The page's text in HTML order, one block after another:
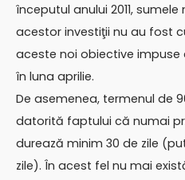
începutul anului 2011,
acestor investiţii nu au fost
aceste noi obiective impuse
în luna aprilie.
De asemenea, termenul de
datorită faptului că numai
durează minim 30 de zile
zile). În acest fel nu mai